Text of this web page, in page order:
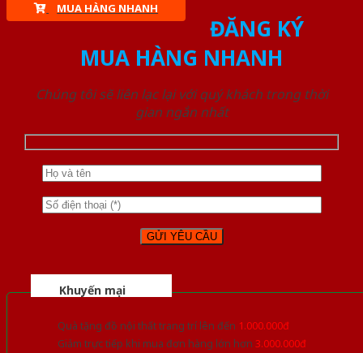
MUA HÀNG NHANH
ĐĂNG KÝ
MUA HÀNG NHANH
Chúng tôi sẽ liên lạc lại với quý khách trong thời
gian ngắn nhất
Khuyến mại
Quà tặng đồ nội thất trang trí lên đến 1.000.000đ
Giảm trực tiếp khi mua đơn hàng lớn hơn 3.000.000đ